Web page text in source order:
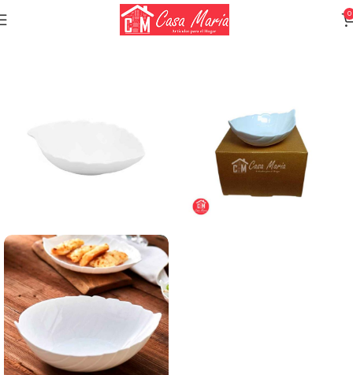
0
Vajilla Vidrio Templado